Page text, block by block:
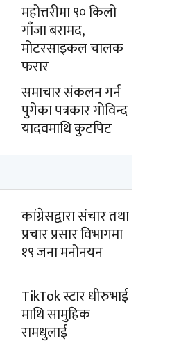
महोत्तरीमा ९० किलो
गाँजा बरामद,
मोटरसाइकल चालक
फरार
समाचार संकलन गर्न
पुगेका पत्रकार गोविन्द
यादवमाथि कुटपिट
कांग्रेसद्वारा संचार तथा
प्रचार प्रसार विभागमा
१९ जना मनोनयन
TikTok स्टार धीरुभाई
माथि सामुहिक
रामधुलाई